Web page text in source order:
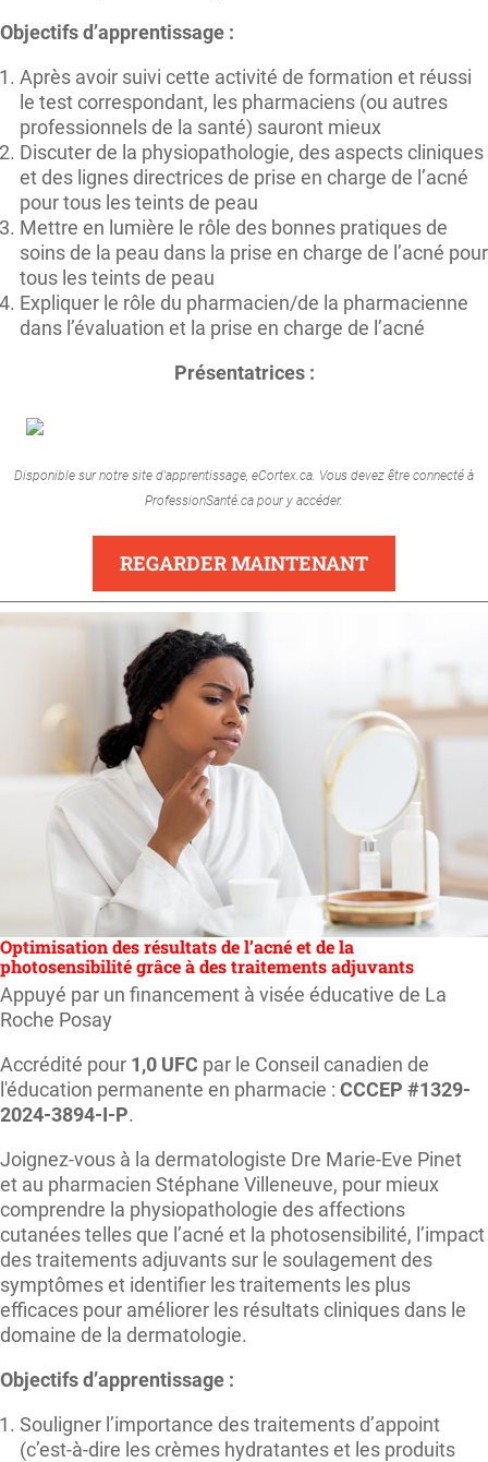
Objectifs d’apprentissage :
Après avoir suivi cette activité de formation et réussi
le test correspondant, les pharmaciens (ou autres
professionnels de la santé) sauront mieux
Discuter de la physiopathologie, des aspects cliniques
et des lignes directrices de prise en charge de l’acné
pour tous les teints de peau
Mettre en lumière le rôle des bonnes pratiques de
soins de la peau dans la prise en charge de l’acné pour
tous les teints de peau
Expliquer le rôle du pharmacien/de la pharmacienne
dans l’évaluation et la prise en charge de l’acné
Présentatrices :
Disponible sur notre site d'apprentissage, eCortex.ca. Vous devez être connecté à
ProfessionSanté.ca pour y accéder.
REGARDER MAINTENANT
Optimisation des résultats de l’acné et de la
photosensibilité grâce à des traitements adjuvants
Appuyé par un financement à visée éducative de La
Roche Posay
Accrédité pour 1,0 UFC par le Conseil canadien de
l'éducation permanente en pharmacie : CCCEP #1329-
2024-3894-I-P.
Joignez-vous à la dermatologiste Dre Marie-Eve Pinet
et au pharmacien Stéphane Villeneuve, pour mieux
comprendre la physiopathologie des affections
cutanées telles que l’acné et la photosensibilité, l’impact
des traitements adjuvants sur le soulagement des
symptômes et identifier les traitements les plus
efficaces pour améliorer les résultats cliniques dans le
domaine de la dermatologie.
Objectifs d’apprentissage :
Souligner l’importance des traitements d’appoint
(c’est-à-dire les crèmes hydratantes et les produits